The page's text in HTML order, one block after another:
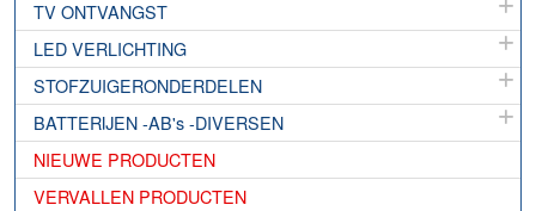
TV ONTVANGST
LED VERLICHTING
STOFZUIGERONDERDELEN
BATTERIJEN -AB's -DIVERSEN
NIEUWE PRODUCTEN
VERVALLEN PRODUCTEN